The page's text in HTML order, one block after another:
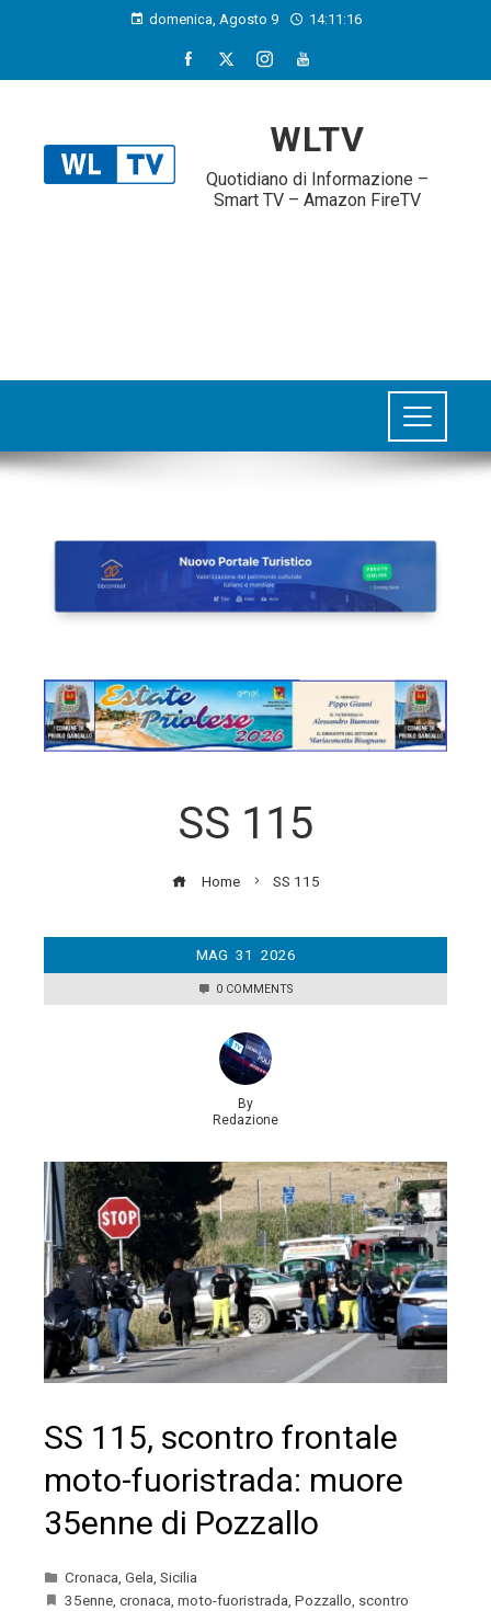
domenica, Agosto 9 14:11:17
WLTV
Quotidiano di Informazione –
Smart TV – Amazon FireTV
SS 115
Home SS 115
MAG 31 2026
0 COMMENTS
By
Redazione
SS 115, scontro frontale
moto-fuoristrada: muore
35enne di Pozzallo
Cronaca, Gela, Sicilia
35enne, cronaca, moto-fuoristrada, Pozzallo, scontro